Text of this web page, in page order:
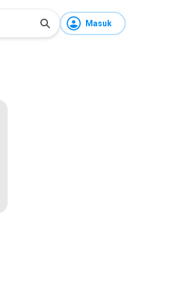
Masuk